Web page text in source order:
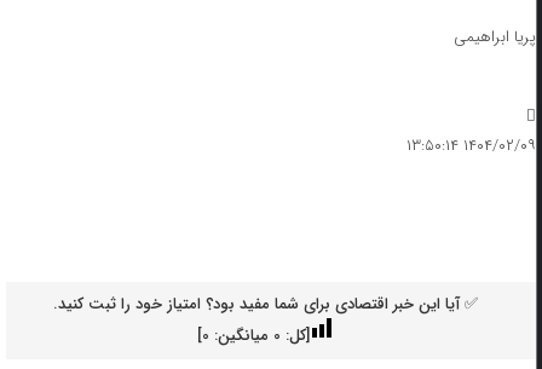
پریا ابراهیمی
۱۴۰۴/۰۲/۰۹ ۱۳:۵۰:۱۴
✅ آیا این خبر اقتصادی برای شما مفید بود؟ امتیاز خود را ثبت کنید.
[کل: 0میانگین: 0
]